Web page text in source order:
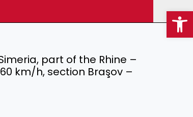
part of the Rhine –
km/h, section Braşov –